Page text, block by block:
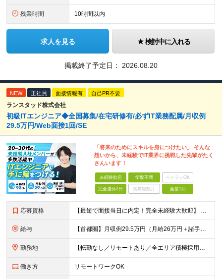
残業時間 10時間以内
求人を見る 検討中に入れる
掲載終了予定日： 2026.08.20
NEW 正社員 面接情報有 自己PR不要
ランスタッド株式会社
初級ITエンジニア◆全国募集/在宅研修有/必ずIT業務配属/月収例
29.5万円/Web面接1回/SE
「将来のためにスキルを身につけたい」 そんな
想いから、未経験でIT業界に挑戦した先輩がたく
さんいます！
未経験歓迎 学歴不問 ベテランOK
完全週休2日 賞与複数月 面接1回
応募資格 【最短で面接当日に内定！完全未経験大歓迎】 ・業種／職種未経験歓迎 ・社会人デビュー、第二新卒、既卒者大歓迎 ・学歴不問（文系、理系不問） ・20代～30代、男女問わず活躍中 ・服装、髪色自由 ・明確
給与 【首都圏】月収例29.5万円（月給26万円＋諸手当） 【東海・関西】月収例28.5万円（月給25万円＋諸手当） 【九州】月収例26万円（月給23万円＋諸手当） ※経験・スキル・前職給与を踏まえ、総合
勤務地 【転勤なし／リモートあり／全エリア積極採用中】 ・大手企業のプロジェクトが中心 ・勤務エリアは希望を考慮し決定 ・研修はリモートメインで実施します ・U&Iターンの方も大歓迎◎ ＜主なエリア＞ ■首
働き方 リモートワークOK